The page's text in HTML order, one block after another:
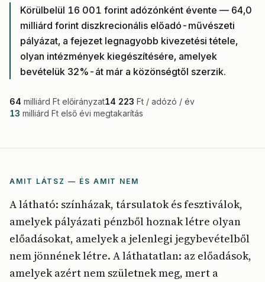
Körülbelül 16 001 forint adózónként évente — 64,0
milliárd forint diszkrecionális előadó-művészeti
pályázat, a fejezet legnagyobb kivezetési tétele,
olyan intézmények kiegészítésére, amelyek
bevételük 32%-át már a közönségtől szerzik.
64 milliárd Ft előirányzat14 223 Ft / adózó / év
13 milliárd Ft első évi megtakarítás
AMIT LÁTSZ — ÉS AMIT NEM
A látható: színházak, társulatok és fesztiválok,
amelyek pályázati pénzből hoznak létre olyan
előadásokat, amelyek a jelenlegi jegybevételből
nem jönnének létre. A láthatatlan: az előadások,
amelyek azért nem születnek meg, mert a